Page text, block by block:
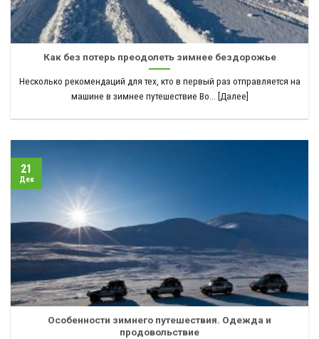
Как без потерь преодолеть зимнее бездорожье
Несколько рекомендаций для тех, кто в первый раз отправляется на
машине в зимнее путешествие Во... [Далее]
Особенности зимнего путешествия. Одежда и
продовольствие
21
Дек